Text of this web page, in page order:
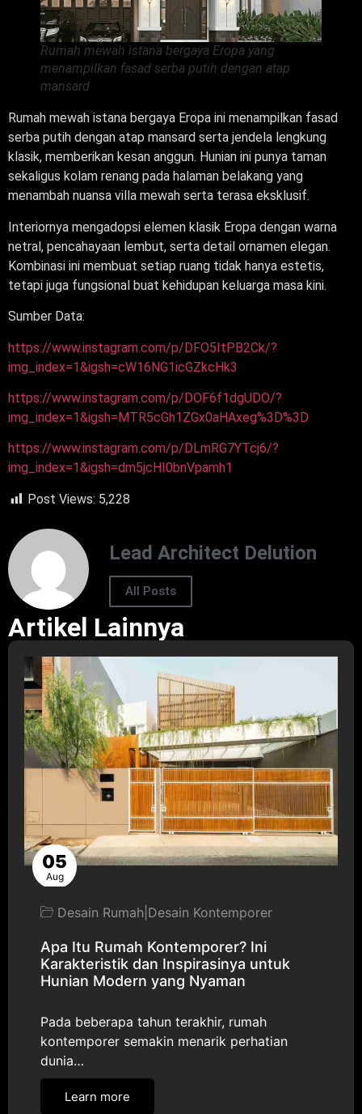
Rumah mewah istana bergaya Eropa yang
menampilkan fasad serba putih dengan atap
mansard
Rumah mewah istana bergaya Eropa ini menampilkan fasad
serba putih dengan atap mansard serta jendela lengkung
klasik, memberikan kesan anggun. Hunian ini punya taman
sekaligus kolam renang pada halaman belakang yang
menambah nuansa villa mewah serta terasa eksklusif.
Interiornya mengadopsi elemen klasik Eropa dengan warna
netral, pencahayaan lembut, serta detail ornamen elegan.
Kombinasi ini membuat setiap ruang tidak hanya estetis,
tetapi juga fungsional buat kehidupan keluarga masa kini.
Sumber Data:
https://www.instagram.com/p/DFO5ItPB2Ck/?
img_index=1&igsh=cW16NG1icGZkcHk3
https://www.instagram.com/p/DOF6f1dgUDO/?
img_index=1&igsh=MTR5cGh1ZGx0aHAxeg%3D%3D
https://www.instagram.com/p/DLmRG7YTcj6/?
img_index=1&igsh=dm5jcHI0bnVpamh1
Post Views: 5,228
Lead Architect Delution
All Posts
Artikel Lainnya
05
Aug
Desain Rumah Desain Kontemporer
Apa Itu Rumah Kontemporer? Ini
Karakteristik dan Inspirasinya untuk
Hunian Modern yang Nyaman
Pada beberapa tahun terakhir, rumah
kontemporer semakin menarik perhatian
dunia…
Learn more